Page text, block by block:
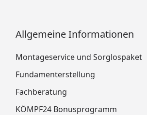
Allgemeine Informationen
Montageservice und Sorglospaket
Fundamenterstellung
Fachberatung
KÖMPF24 Bonusprogramm